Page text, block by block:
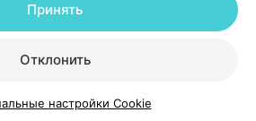
Отклонить
Принять
настройки Cookie